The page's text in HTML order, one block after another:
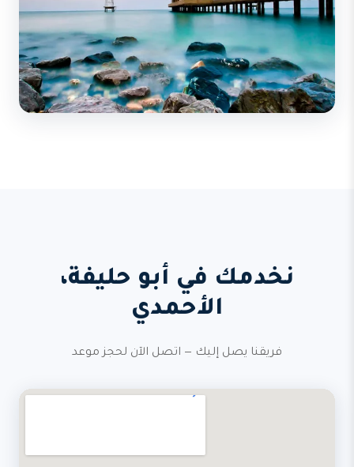
نخدمك في أبو حليفة،
الأحمدي
فريقنا يصل إليك — اتصل الآن لحجز موعد